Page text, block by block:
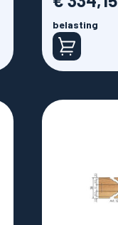
belasting